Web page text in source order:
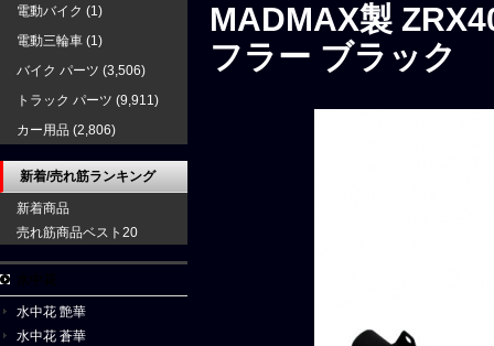
MADMAX製
フラー ブラック
電動バイク (1)
電動三輪車 (1)
バイク パーツ (3,506)
トラック パーツ (9,911)
カー用品 (2,806)
新着/売れ筋ランキング
新着商品
売れ筋商品ベスト20
水中花 艶華
水中花 蒼華